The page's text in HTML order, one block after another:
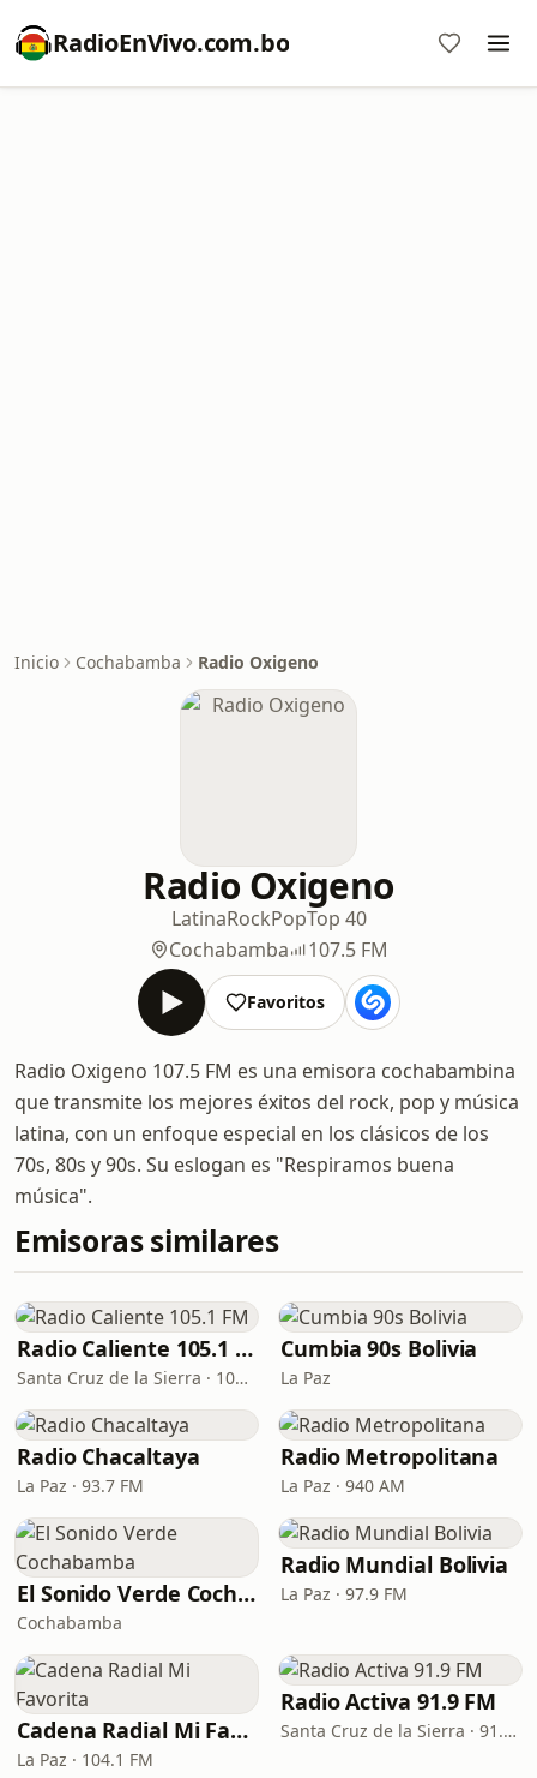
RadioEnVivo.com.bo
Inicio Cochabamba Radio Oxigeno
Radio Oxigeno
LatinaRockPopTop 40
Cochabamba
107.5 FM
Favoritos
Radio Oxigeno 107.5 FM es una emisora cochabambina
que transmite los mejores éxitos del rock, pop y música
latina, con un enfoque especial en los clásicos de los
70s, 80s y 90s. Su eslogan es "Respiramos buena
música".
Emisoras similares
Radio Caliente 105.1 FM
Santa Cruz de la Sierra · 105.1 FM
Cumbia 90s Bolivia
La Paz
Radio Chacaltaya
La Paz · 93.7 FM
Radio Metropolitana
La Paz · 940 AM
El Sonido Verde Cochabamba
Cochabamba
Radio Mundial Bolivia
La Paz · 97.9 FM
Cadena Radial Mi Favorita
La Paz · 104.1 FM
Radio Activa 91.9 FM
Santa Cruz de la Sierra · 91.9 FM